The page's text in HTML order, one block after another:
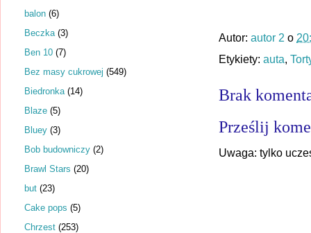
Autor: autor 2 o
Etykiety: auta,
Brak
Prześlij
Uwaga: tylko
balon (6)
Beczka (3)
Ben 10 (7)
Bez masy cukrowej (549)
Biedronka (14)
Blaze (5)
Bluey (3)
Bob budowniczy (2)
Brawl Stars (20)
but (23)
Cake pops (5)
Chrzest (253)